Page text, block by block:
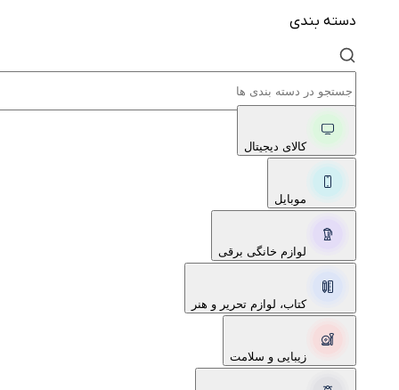
دسته بندی
کالای دیجیتال
موبایل
لوازم خانگی برقی
کتاب، لوازم تحریر و هنر
زیبایی و سلامت